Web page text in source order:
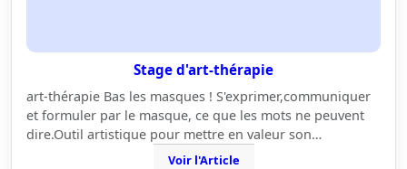
Stage d'art-thérapie
art-thérapie Bas les masques ! S'exprimer,communiquer
et formuler par le masque, ce que les mots ne peuvent
dire.Outil artistique pour mettre en valeur son…
Voir l'Article